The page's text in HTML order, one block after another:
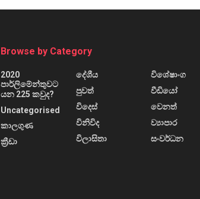
Browse by Category
2020
පාර්ලිමේන්තුවට
යන 225 කවුද?
Uncategorised
කාලගුණ
ක්‍රීඩා
දේශීය
පුවත්
විදෙස්
විනිවිද
විලාසිතා
විශේෂාංග
වීඩියෝ
වෙනත්
ව්‍යාපාර
සංවර්ධන